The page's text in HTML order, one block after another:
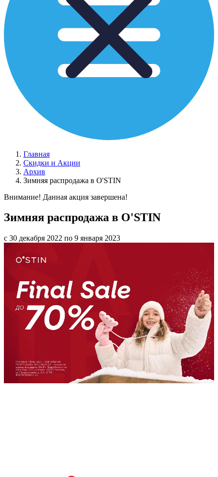
Главная
Скидки и Акции
Архив
Зимняя распродажа в O'STIN
Внимание! Данная акция завершена!
Зимняя распродажа в O'STIN
с 30 декабря 2022 по 9 января 2023